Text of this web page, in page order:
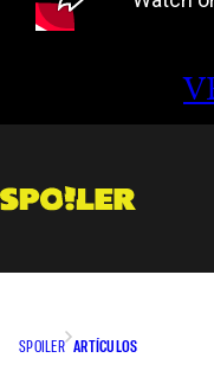
SPOILER ARTÍCULOS